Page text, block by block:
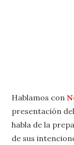
Hablamos con
presentación del
habla de la
de sus